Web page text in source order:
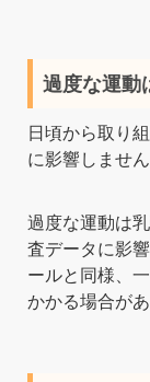
過度な運動
日頃から取り
に影響しませ
過度な運動は
査データに影
ールと同様、
かかる場合が